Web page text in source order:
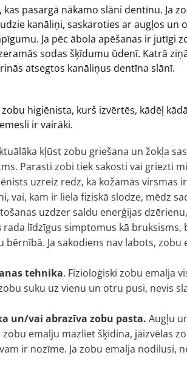
kas pasargā nākamo slāni dentīnu. Ja
kanāliņi, saskaroties ar augļos un
Ja pēc ābola apēšanas ir jutīgi
sodas šķīdumu ūdenī. Katrā
atsegtos kanāliņus dentīna slānī.
higiēnista, kurš izvērtēs, kādēļ
ir vairāki.
kļūst zobu griešana un žokļa
Parasti zobi tiek sakosti vai griezti
uzreiz redz, ka kožamās virsmas
vai, kam ir liela fiziskā slodze, mēdz
uzdzer saldu enerģijas
rada līdzīgus simptomus kā bruksisms,
bērnībā. Ja sakodiens nav labots,
tehnika. Fizioloģiski zobu emalja
suku uz vienu un otru pusi, nevis
un/vai abrazīva zobu pasta. Augļu
emalju mazliet šķīdina, jāizvēlas
ir nozīme. Ja zobu emalja nodilusi,